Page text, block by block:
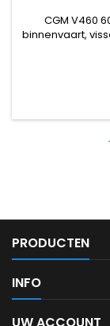
CGM V460
binnenvaart,
5 motor en
PRODUCTEN
INFO